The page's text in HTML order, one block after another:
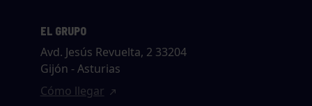
EL GRUPO
Avd. Jesús Revuelta, 2 33204
Gijón - Asturias
Cómo llegar